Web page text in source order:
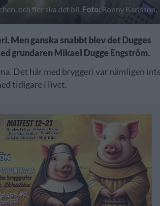
och fler ska det bli. Foto: Ronny Karlsson.
Men ganska snabbt blev det Dugges
grundaren Mikael Dugge Engström.
Det här med bryggeri var nämligen
tidigare i livet.